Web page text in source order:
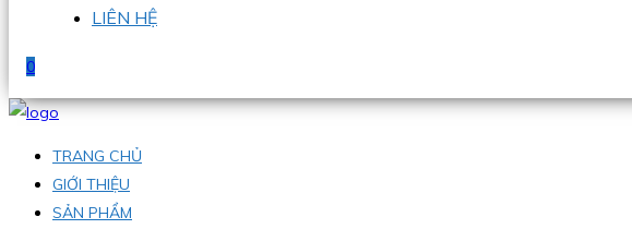
LIÊN HỆ
0
TRANG CHỦ
GIỚI THIỆU
SẢN PHẨM